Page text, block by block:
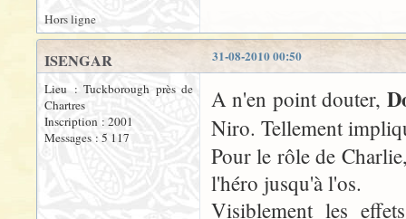
Hors ligne
31-08-2010 00:50
ISENGAR
Lieu : Tuckborough près de
Chartres
Inscription : 2001
Messages : 5 117
A n'en point douter,
Niro. Tellement
Pour le rôle de
l'héro jusqu'à l'os.
Visiblement les